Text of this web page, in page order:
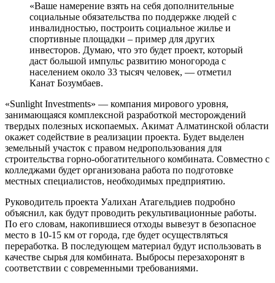
«Ваше намерение взять на себя дополнительные
социальные обязательства по поддержке людей с
инвалидностью, построить социальное жилье и
спортивные площадки – пример для других
инвесторов. Думаю, что это будет проект, который
даст большой импульс развитию моногорода с
населением около 33 тысяч человек, — отметил
Канат Бозумбаев.
«Sunlight Investments» — компания мирового уровня,
занимающаяся комплексной разработкой месторождений
твердых полезных ископаемых. Акимат Алматинской области
окажет содействие в реализации проекта. Будет выделен
земельный участок с правом недропользования для
строительства горно-обогатительного комбината. Совместно с
колледжами будет организована работа по подготовке
местных специалистов, необходимых предприятию.
Руководитель проекта Уалихан Атагельдиев подробно
объяснил, как будут проводить рекультивационные работы.
По его словам, накопившиеся отходы вывезут в безопасное
место в 10-15 км от города, где будет осуществляться
переработка. В последующем материал будут использовать в
качестве сырья для комбината. Выбросы перезахоронят в
соответствии с современными требованиями.